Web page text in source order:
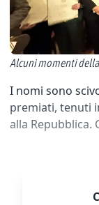
Alcuni momenti
I nomi sono
premiati, tenuti
alla Repubblica.